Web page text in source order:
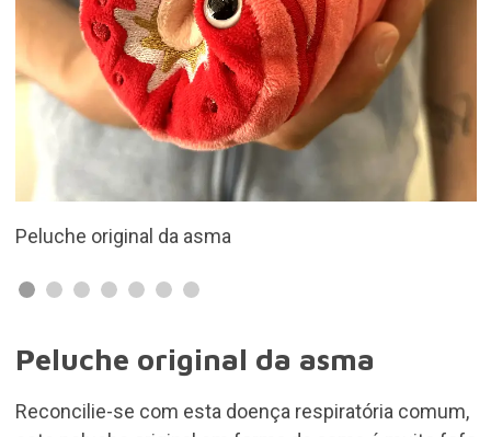
Peluche original da asma
Reconcilie-se com esta doença respiratória comum,